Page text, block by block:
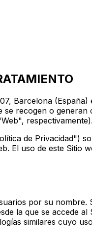
Barcelona
recogen o
de Privacidad")
El uso de este Sitio
por su
la que se accede
similares cuyo